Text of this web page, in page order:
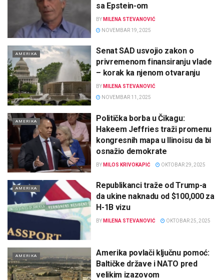
sa Epstein-om
BY MILENA STEVANOVIĆ
NOVEMBAR 19, 2025
AMERIKA
Senat SAD usvojio zakon o
privremenom finansiranju vlade
– korak ka njenom otvaranju
BY MILENA STEVANOVIĆ
NOVEMBAR 11, 2025
AMERIKA
Politička borba u Čikagu:
Hakeem Jeffries traži promenu
kongresnih mapa u Ilinoisu da bi
osnažio demokrate
BY MILOS KRIVOKAPIĆ OKTOBAR 29, 2025
AMERIKA
Republikanci traže od Trump-a
da ukine naknadu od $100,000 za
H-1B vizu
BY MILENA STEVANOVIĆ OKTOBAR 25, 2025
AMERIKA
Amerika povlači ključnu pomoć:
Baltičke države i NATO pred
velikim izazovom